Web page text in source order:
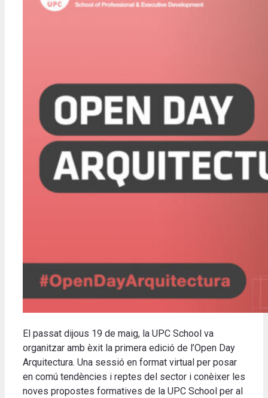
El passat dijous 19 de maig, la UPC School va
organitzar amb èxit la primera edició de l’Open Day
Arquitectura. Una sessió en format virtual per posar
en comú tendències i reptes del sector i conèixer les
noves propostes formatives de la UPC School per al